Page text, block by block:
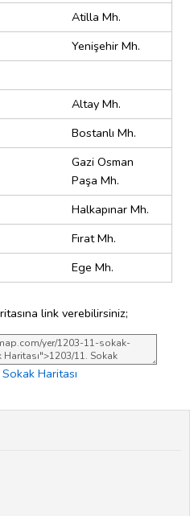
Atilla Mh.
Yenişehir Mh.
Altay Mh.
Bostanlı Mh.
Gazi Osman
Paşa Mh.
Halkapınar Mh.
Fırat Mh.
Ege Mh.
link verebilirsiniz;
Haritası